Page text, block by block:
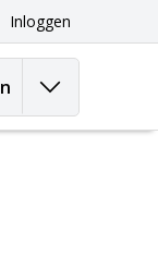
Inloggen